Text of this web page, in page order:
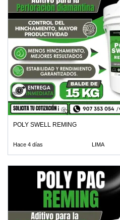
POLY SWELL REMING
Hace 4 días LIMA